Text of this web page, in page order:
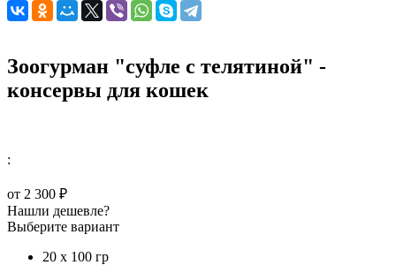
Зоогурман "суфле с телятиной" -
консервы для кошек
:
от 2 300 ₽
Нашли дешевле?
Выберите вариант
20 х 100 гр